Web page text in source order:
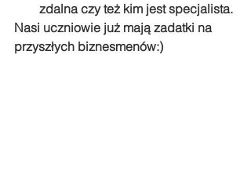
zdalna czy też kim jest specjalista.
Nasi uczniowie już mają zadatki na
przyszłych biznesmenów:)